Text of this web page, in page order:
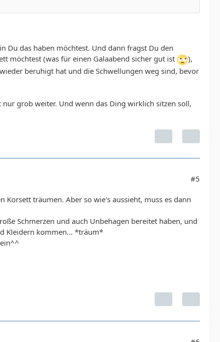
Du das haben möchtest. Und dann fragst Du den
möchtest (was für einen Galaabend sicher gut ist
),
beruhigt hat und die Schwellungen weg sind, bevor
grob weiter. Und wenn das Ding wirklich sitzen soll,
#5
träumen. Aber so wie's aussieht, muss es dann
Schmerzen und auch Unbehagen bereitet haben, und
Kleidern kommen... *träum*